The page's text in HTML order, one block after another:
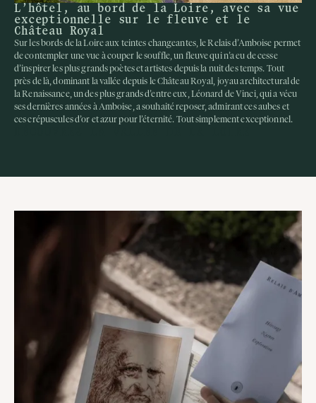
L’hôtel, au bord de la Loire, avec sa vue
exceptionnelle sur le fleuve et le
Château Royal
Sur les bords de la Loire aux teintes changeantes, le Relais d’Amboise permet
de contempler une vue à couper le souffle, un fleuve qui n’a eu de cesse
d’inspirer les plus grands poètes et artistes depuis la nuit des temps. Tout
près de là, dominant la vallée depuis le Château Royal, joyau architectural de
la Renaissance, un des plus grands d’entre eux, Léonard de Vinci, qui a vécu
ses dernières années à Amboise, a souhaité reposer, admirant ces aubes et
ces crépuscules d’or et azur pour l’éternité. Tout simplement exceptionnel.